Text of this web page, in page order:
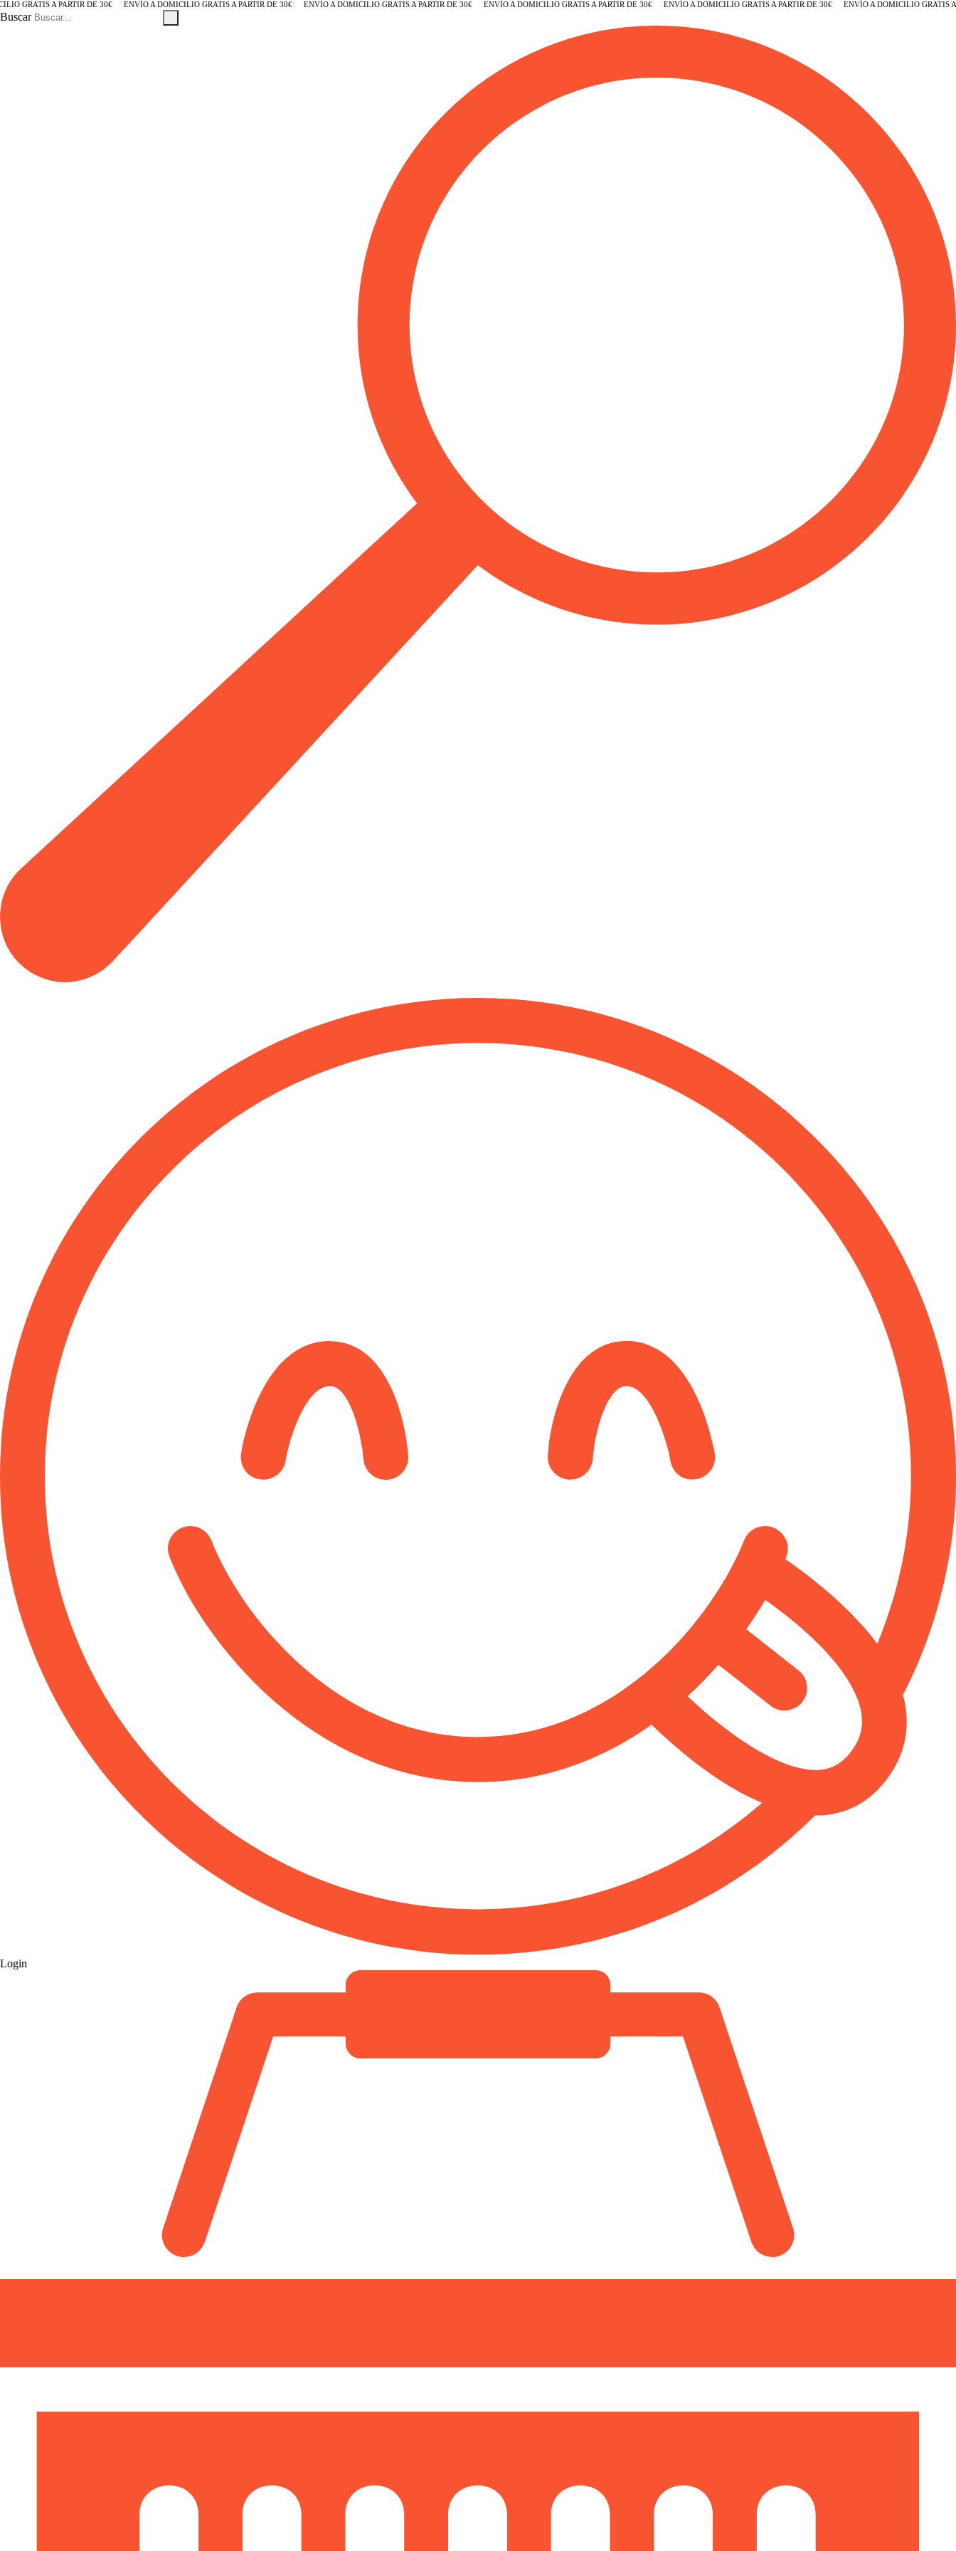
GRATIS A PARTIR DE 30€ ENVÍO A DOMICILIO GRATIS A PARTIR DE 30€ ENVÍO A DOMICILIO GRATIS A PARTIR DE 30€ ENVÍO A DOMICILIO GRATIS A PARTIR DE 30€ ENVÍO A DOMICILIO GRATIS A PARTIR DE 30€ ENVÍO A DOMICILIO GRATIS A
Buscar
Login